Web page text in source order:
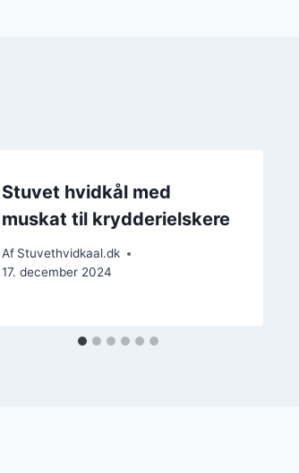
Stuvet hvidkål med
muskat til krydderielskere
Af Stuvethvidkaal.dk
17. december 2024